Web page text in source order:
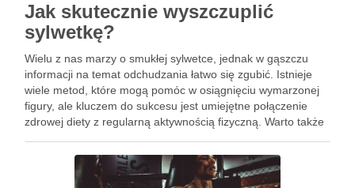
Jak skutecznie wyszczuplić
sylwetkę?
Wielu z nas marzy o smukłej sylwetce, jednak w gąszczu
informacji na temat odchudzania łatwo się zgubić. Istnieje
wiele metod, które mogą pomóc w osiągnięciu wymarzonej
figury, ale kluczem do sukcesu jest umiejętne połączenie
zdrowej diety z regularną aktywnością fizyczną. Warto także